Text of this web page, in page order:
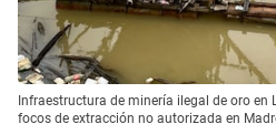
Infraestructura de minería ilegal de oro
focos de extracción no autorizada en